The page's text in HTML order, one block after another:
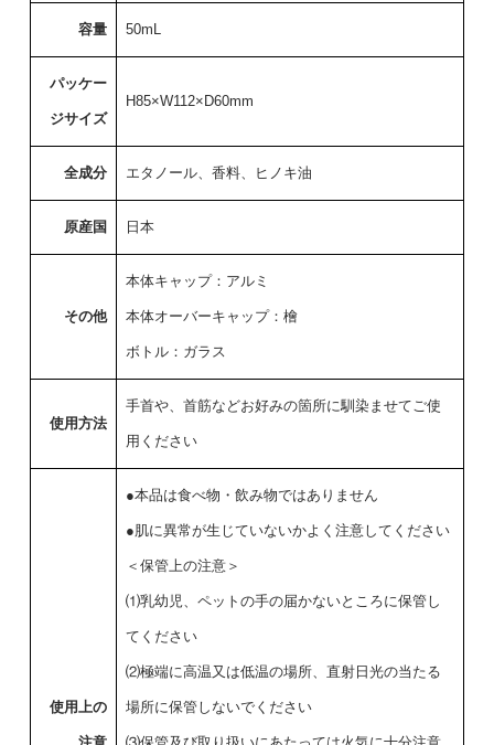
容量 50mL
パッケー
ジサイズ
H85×W112×D60mm
全成分 エタノール、香料、ヒノキ油
原産国 日本
その他
本体キャップ：アルミ
本体オーバーキャップ：檜
ボトル：ガラス
使用方法
手首や、首筋などお好みの箇所に馴染ませてご使
用ください
使用上の
●本品は食べ物・飲み物ではありません
●肌に異常が生じていないかよく注意してください
＜保管上の注意＞
⑴乳幼児、ペットの手の届かないところに保管し
てください
⑵極端に高温又は低温の場所、直射日光の当たる
場所に保管しないでください